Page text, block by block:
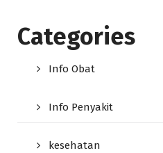
Categories
Info Obat
Info Penyakit
kesehatan